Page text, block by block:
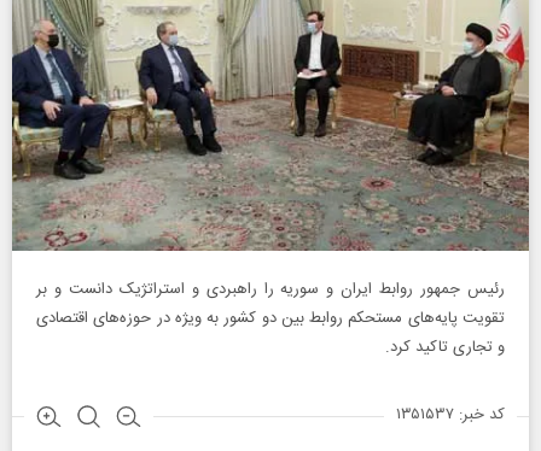
رئیس جمهور روابط ایران و سوریه را راهبردی و استراتژیک دانست و بر
تقویت پایه‌های مستحکم روابط بین دو کشور به ویژه در حوزه‌های اقتصادی
و تجاری تاکید کرد.
کد خبر: ۱۳۵۱۵۳۷